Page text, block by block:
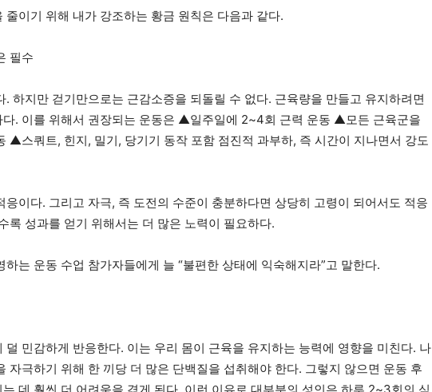
줄이기 위해 내가 강조하는 황금 원칙은 다음과 같다.
필수
. 하지만 걷기만으로는 근감소증을 되돌릴 수 없다. 근육량을 만들고 유지하려면
다. 이를 위해서 권장되는 운동은 ▲일주일에 2~4회 근력 운동 ▲모든 근육군을
▲스쿼트, 힌지, 밀기, 당기기 동작 포함 점진적 과부하, 즉 시간이 지나면서 강도
응이다. 그리고 자극, 즉 도전의 수준이 충분하다면 상당히 고령이 되어서도 적응
록 성과를 얻기 위해서는 더 많은 노력이 필요하다.
하는 운동 수업 참가자들에게 늘 “불편한 상태에 익숙해지라”고 말한다.
덜 민감하게 반응한다. 이는 우리 몸이 근육을 유지하는 능력에 영향을 미친다. 나
자극하기 위해 한 끼당 더 많은 단백질을 섭취해야 한다. 그렇지 않으면 운동 후